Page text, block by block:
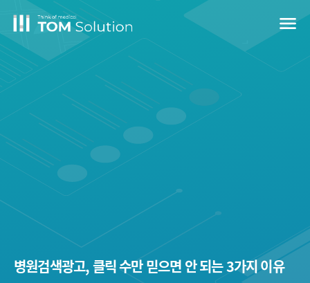
menu
병원검색광고, 클릭 수만 믿으면 안 되는 3가지 이유